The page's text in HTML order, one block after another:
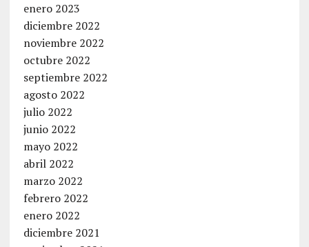
enero 2023
diciembre 2022
noviembre 2022
octubre 2022
septiembre 2022
agosto 2022
julio 2022
junio 2022
mayo 2022
abril 2022
marzo 2022
febrero 2022
enero 2022
diciembre 2021